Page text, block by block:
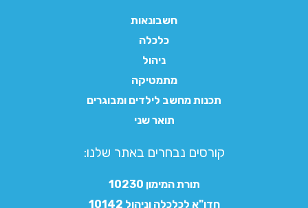
חשבונאות
כלכלה
ניהול
מתמטיקה
תכנות מחשב לילדים ומבוגרים
תואר שני
קורסים נבחרים באתר שלנו:​
תורת המימון 10230
חדו"א לכלכלה וניהול 10142